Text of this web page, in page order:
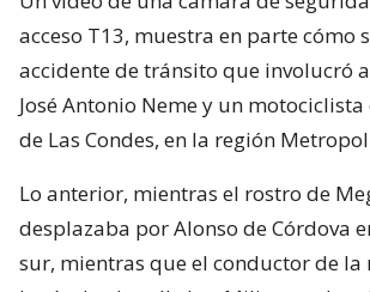
acceso T13, muestra en parte cómo
accidente de tránsito que involucró
José Antonio Neme y un
de Las Condes, en la región
Lo anterior, mientras el rostro de
desplazaba por Alonso de Córdova
sur, mientras que el conductor de la